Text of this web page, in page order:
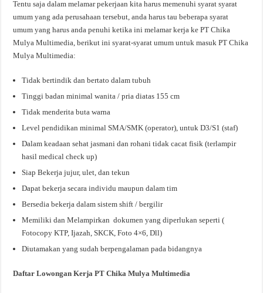
Tentu saja dalam melamar pekerjaan kita harus memenuhi syarat syarat
umum yang ada perusahaan tersebut, anda harus tau beberapa syarat
umum yang harus anda penuhi ketika ini melamar kerja ke PT Chika
Mulya Multimedia, berikut ini syarat-syarat umum untuk masuk PT Chika
Mulya Multimedia:
Tidak bertindik dan bertato dalam tubuh
Tinggi badan minimal wanita / pria diatas 155 cm
Tidak menderita buta warna
Level pendidikan minimal SMA/SMK (operator), untuk D3/S1 (staf)
Dalam keadaan sehat jasmani dan rohani tidak cacat fisik (terlampir
hasil medical check up)
Siap Bekerja jujur, ulet, dan tekun
Dapat bekerja secara individu maupun dalam tim
Bersedia bekerja dalam sistem shift / bergilir
Memiliki dan Melampirkan dokumen yang diperlukan seperti (
Fotocopy KTP, Ijazah, SKCK, Foto 4×6, Dll)
Diutamakan yang sudah berpengalaman pada bidangnya
Daftar Lowongan Kerja PT Chika Mulya Multimedia